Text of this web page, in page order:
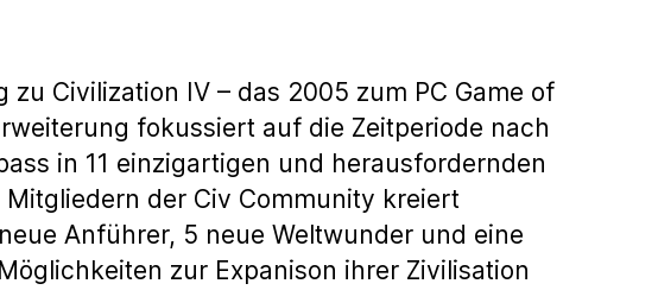
Civilization IV – das 2005 zum PC Game of
fokussiert auf die Zeitperiode nach
in 11 einzigartigen und herausfordernden
der Civ Community kreiert
Anführer, 5 neue Weltwunder und eine
zur Expanison ihrer Zivilisation